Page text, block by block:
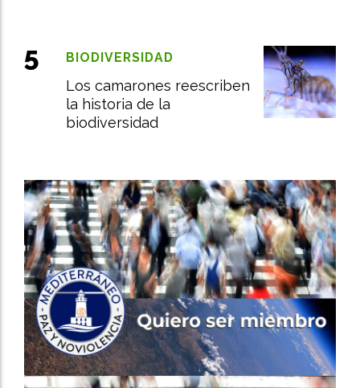
Los camarones reescriben
la historia de la
biodiversidad
BIODIVERSIDAD